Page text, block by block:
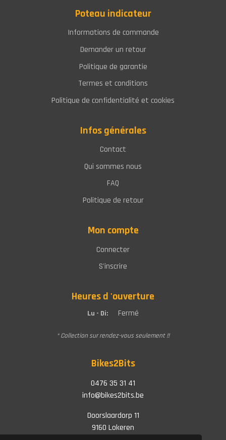
Poteau indicateur
Informations de commande
Demander un retour
Politique de garantie
Termes et conditions
Politique de confidentialité et cookies
Infos générales
Contact
Qui sommes nous
FAQ
Politique de retour
Mon compte
Connecter
S'inscrire
Heures d 'ouverture
Lu - Di: Fermé
* Collection sur rendez-vous seulement !!
Bikes2Bits
0476 35 31 41
info@bikes2bits.be
Doorslaardorp 11
9160 Lokeren